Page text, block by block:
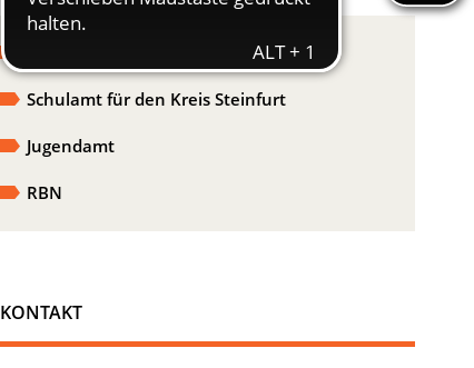
Schul-, Kultur- und Sportamt
Schulamt für den Kreis Steinfurt
Jugendamt
RBN
KONTAKT